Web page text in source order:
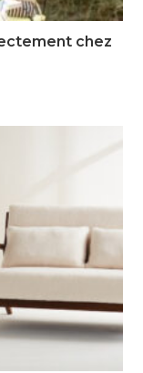
chez